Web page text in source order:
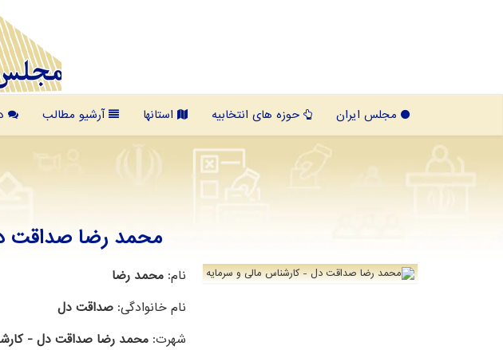
مجلس ایران حوزه های انتخابیه استانها آرشیو مطالب
محمد رضا صداقت
نام: محمد رضا
نام خانوادگی: صداقت دل
شهرت: محمد رضا صداقت دل -